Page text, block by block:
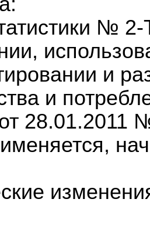
№
и
и
28.01.2011